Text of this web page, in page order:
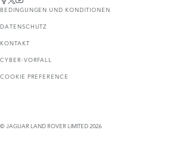
BEDINGUNGEN UND KONDITIONEN
DATENSCHUTZ
KONTAKT
CYBER-VORFALL
COOKIE PREFERENCE
© JAGUAR LAND ROVER LIMITED 2026